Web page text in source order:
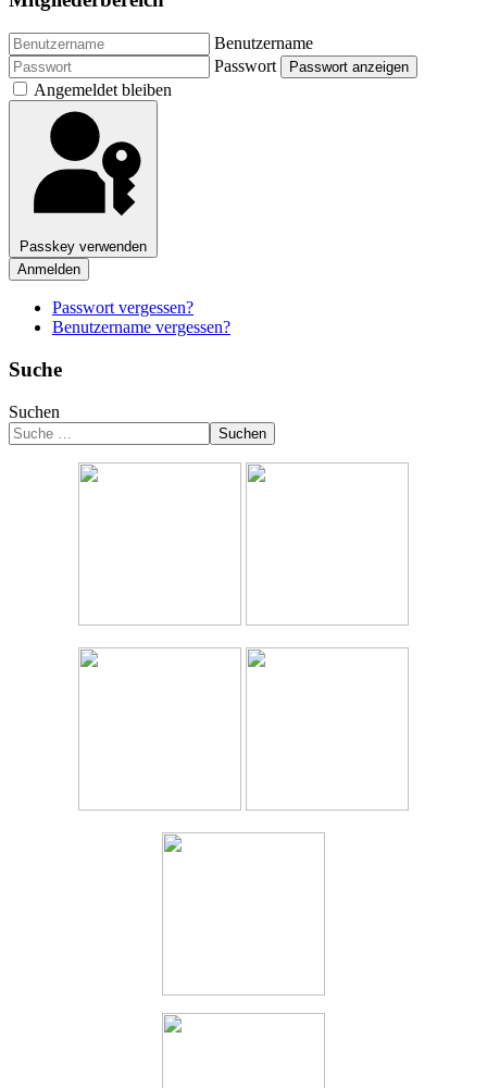
Benutzername
Passwort
Passwort anzeigen
Angemeldet bleiben
Passkey verwenden
Anmelden
Passwort vergessen?
Benutzername vergessen?
Suche
Suchen
Suchen